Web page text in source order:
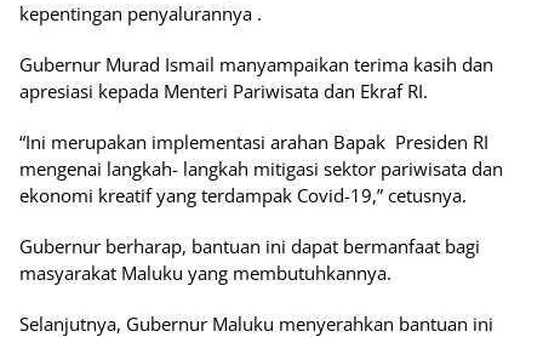
kepentingan penyalurannya .
Gubernur Murad Ismail manyampaikan terima kasih dan
apresiasi kepada Menteri Pariwisata dan Ekraf RI.
“Ini merupakan implementasi arahan Bapak Presiden RI
mengenai langkah- langkah mitigasi sektor pariwisata dan
ekonomi kreatif yang terdampak Covid-19,” cetusnya.
Gubernur berharap, bantuan ini dapat bermanfaat bagi
masyarakat Maluku yang membutuhkannya.
Selanjutnya, Gubernur Maluku menyerahkan bantuan ini